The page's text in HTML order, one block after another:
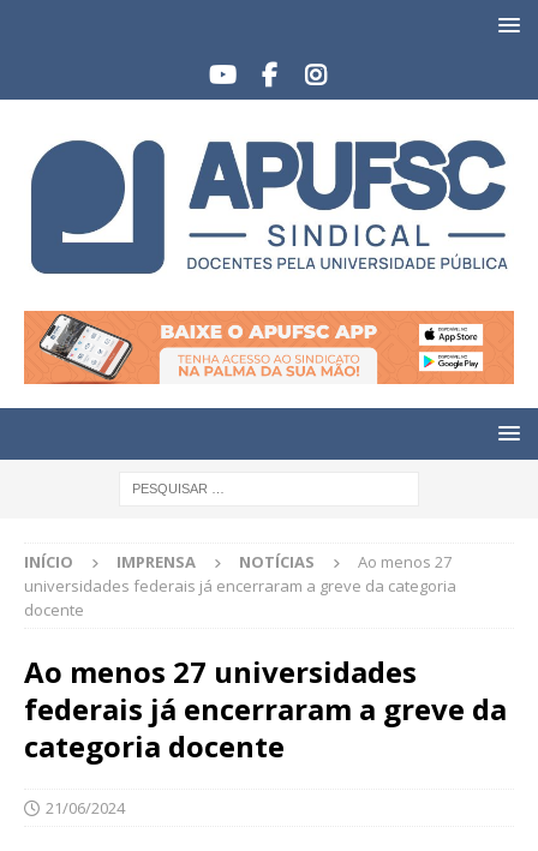
INÍCIO IMPRENSA NOTÍCIAS
Ao menos 27
universidades federais já encerraram a greve da categoria
docente
Ao menos 27 universidades
federais já encerraram a greve da
categoria docente
21/06/2024